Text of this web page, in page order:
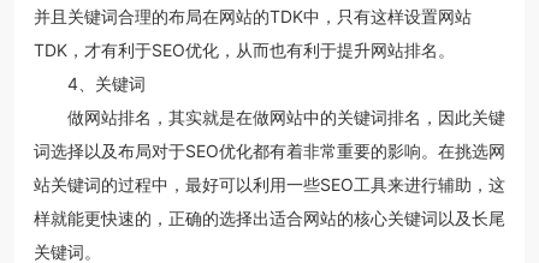
并且关键词合理的布局在网站的TDK中，只有这样设置网站
TDK，才有利于SEO优化，从而也有利于提升网站排名。
4、关键词
做网站排名，其实就是在做网站中的关键词排名，因此关键
词选择以及布局对于SEO优化都有着非常重要的影响。在挑选网
站关键词的过程中，最好可以利用一些SEO工具来进行辅助，这
样就能更快速的，正确的选择出适合网站的核心关键词以及长尾
关键词。